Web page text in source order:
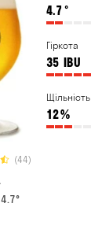
4.7°
Гіркота
35 IBU
Щільність
12%
(44)